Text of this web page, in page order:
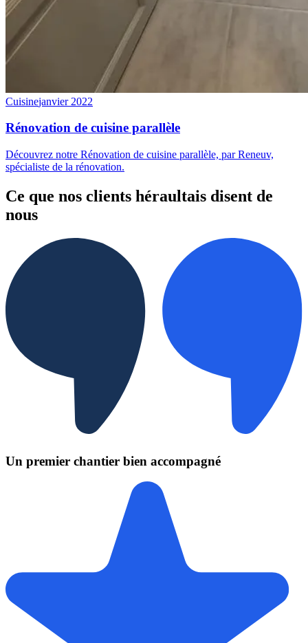
Cuisinejanvier 2022
Rénovation de cuisine parallèle
Découvrez notre Rénovation de cuisine parallèle, par Reneuv,
spécialiste de la rénovation.
Ce que nos clients héraultais disent de
nous
Un premier chantier bien accompagné